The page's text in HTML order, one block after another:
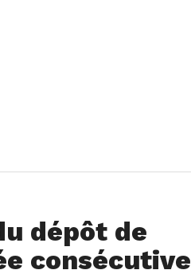
dépôt de
consécutive